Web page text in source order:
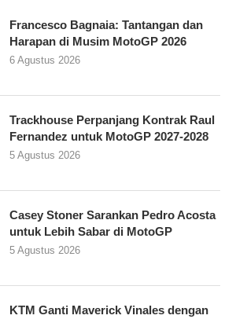
Francesco Bagnaia: Tantangan dan
Harapan di Musim MotoGP 2026
6 Agustus 2026
Trackhouse Perpanjang Kontrak Raul
Fernandez untuk MotoGP 2027-2028
5 Agustus 2026
Casey Stoner Sarankan Pedro Acosta
untuk Lebih Sabar di MotoGP
5 Agustus 2026
KTM Ganti Maverick Vinales dengan